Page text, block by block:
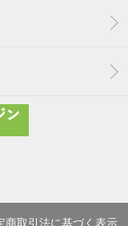
商取引法に基づく表示